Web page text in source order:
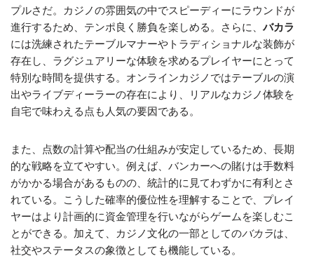
プルさだ。カジノの雰囲気の中でスピーディーにラウンドが
進行するため、テンポ良く勝負を楽しめる。さらに、 バカラ
には洗練されたテーブルマナーやトラディショナルな装飾が
存在し、ラグジュアリーな体験を求めるプレイヤーにとって
特別な時間を提供する。オンラインカジノではテーブルの演
出やライブディーラーの存在により、リアルなカジノ体験を
自宅で味わえる点も人気の要因である。
また、点数の計算や配当の仕組みが安定しているため、長期
的な戦略を立てやすい。例えば、バンカーへの賭けは手数料
がかかる場合があるものの、統計的に見てわずかに有利とさ
れている。こうした確率的優位性を理解することで、プレイ
ヤーはより計画的に資金管理を行いながらゲームを楽しむこ
とができる。加えて、カジノ文化の一部としてのバカラは、
社交やステータスの象徴としても機能している。